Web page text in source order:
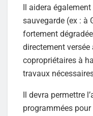
Il aidera
sauvegarde (ex : à
fortement
directement
copropriétaires à
travaux
Il devra permettre
programmées